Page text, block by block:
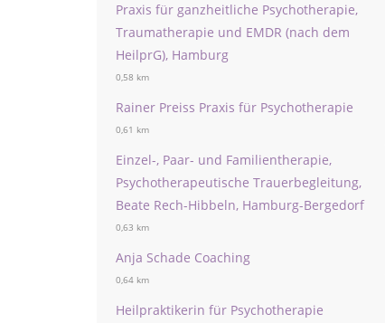
Praxis für ganzheitliche Psychotherapie,
Traumatherapie und EMDR (nach dem
HeilprG), Hamburg
0,58 km
Rainer Preiss Praxis für Psychotherapie
0,61 km
Einzel-, Paar- und Familientherapie,
Psychotherapeutische Trauerbegleitung,
Beate Rech-Hibbeln, Hamburg-Bergedorf
0,63 km
Anja Schade Coaching
0,64 km
Heilpraktikerin für Psychotherapie